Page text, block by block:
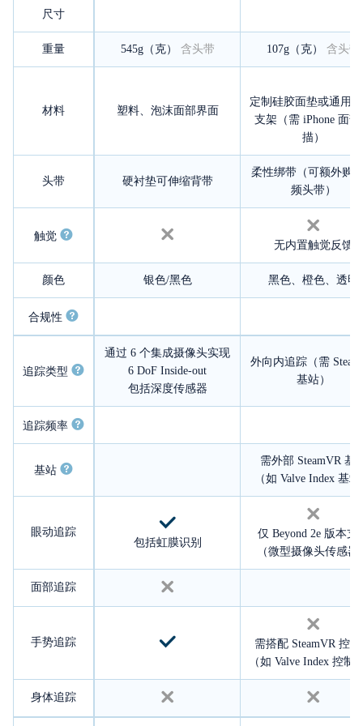
尺寸
重量 545g（克） 含头带 107g（克） 含头带
材料 塑料、泡沫面部界面
定制硅胶面垫或通用
支架（需 iPhone 面部
描）
头带 硬衬垫可伸缩背带
柔性绑带（可额外购
频头带）
触觉
无内置触觉反馈
颜色 银色/黑色 黑色、橙色、透明
合规性
追踪类型
通过 6 个集成摄像头实现
6 DoF Inside-out
包括深度传感器
外向内追踪（需
基站）
追踪频率
基站
需外部 SteamVR 基
（如 Valve Index 基
眼动追踪
包括虹膜识别
仅 Beyond 2e 版本支
（微型摄像头传感器
面部追踪
手势追踪
需搭配 SteamVR 控
（如 Valve Index 控制
身体追踪